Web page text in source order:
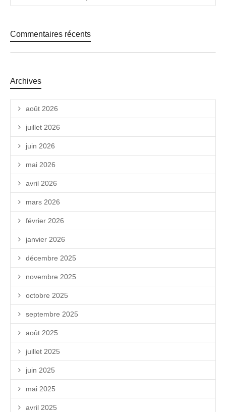
Commentaires récents
Archives
août 2026
juillet 2026
juin 2026
mai 2026
avril 2026
mars 2026
février 2026
janvier 2026
décembre 2025
novembre 2025
octobre 2025
septembre 2025
août 2025
juillet 2025
juin 2025
mai 2025
avril 2025